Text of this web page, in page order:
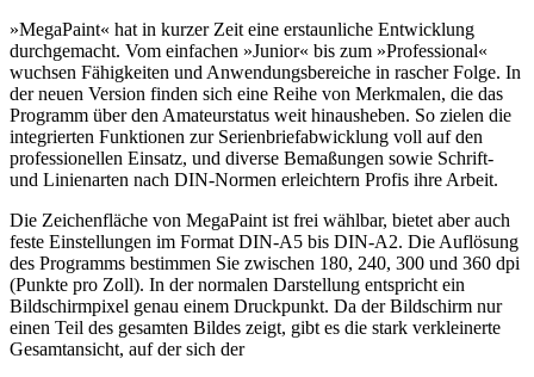
»MegaPaint« hat in kurzer Zeit eine erstaunliche Entwicklung
durchgemacht. Vom einfachen »Junior« bis zum »Professional«
wuchsen Fähigkeiten und Anwendungsbereiche in rascher Folge. In
der neuen Version finden sich eine Reihe von Merkmalen, die das
Programm über den Amateurstatus weit hinausheben. So zielen die
integrierten Funktionen zur Serienbriefabwicklung voll auf den
professionellen Einsatz, und diverse Bemaßungen sowie Schrift-
und Linienarten nach DIN-Normen erleichtern Profis ihre Arbeit.
Die Zeichenfläche von MegaPaint ist frei wählbar, bietet aber auch
feste Einstellungen im Format DIN-A5 bis DIN-A2. Die Auflösung
des Programms bestimmen Sie zwischen 180, 240, 300 und 360 dpi
(Punkte pro Zoll). In der normalen Darstellung entspricht ein
Bildschirmpixel genau einem Druckpunkt. Da der Bildschirm nur
einen Teil des gesamten Bildes zeigt, gibt es die stark verkleinerte
Gesamtansicht, auf der sich der